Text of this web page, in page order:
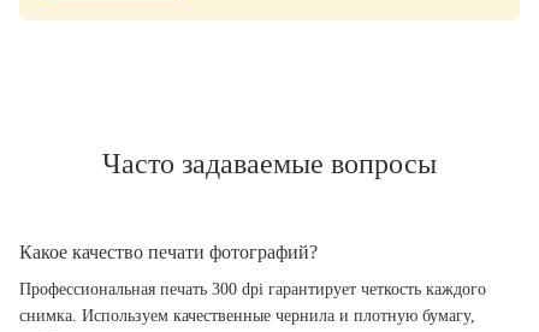
Часто задаваемые вопросы
Какое качество печати фотографий?
Профессиональная печать 300 dpi гарантирует четкость каждого
снимка. Используем качественные чернила и плотную бумагу,